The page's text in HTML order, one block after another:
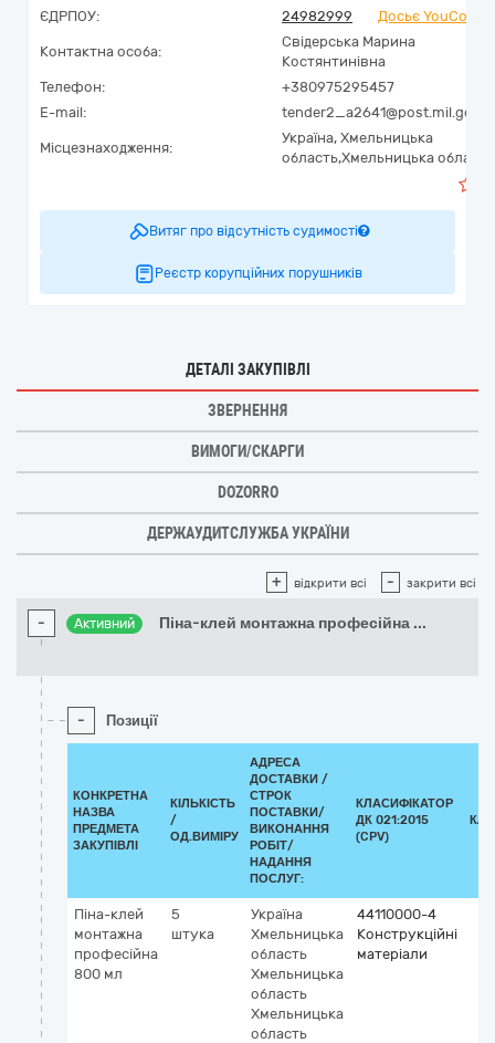
ЄДРПОУ:
24982999 Досьє
Контактна особа:
Свідерська Марина
Костянтинівна
Телефон:
+380975295457
E-mail:
Місцезнаходження:
Україна, Хмельницька
область,Хмельницька
Витяг про відсутність судимості
Реєстр корупційних порушників
ДЕТАЛІ ЗАКУПІВЛІ
ЗВЕРНЕННЯ
ВИМОГИ/СКАРГИ
DOZORRO
ДЕРЖАУДИТСЛУЖБА УКРАЇНИ
+ відкрити всі - закрити всі
- Активний Піна-клей монтажна професійна ...
- Позиції
КОНКРЕТНА
НАЗВА
ПРЕДМЕТА
ЗАКУПІВЛІ
КІЛЬКІСТЬ
/
ОД.ВИМІРУ
АДРЕСА
ДОСТАВКИ /
СТРОК
ПОСТАВКИ/
ВИКОНАННЯ
РОБІТ/
НАДАННЯ
ПОСЛУГ:
КЛАСИФІКАТОР
ДК 021:2015
(CPV)
Піна-клей
монтажна
професійна
800 мл
5
штука
Україна
Хмельницька
область
Хмельницька
область
Хмельницька
область
44110000-4
Конструкційні
матеріали